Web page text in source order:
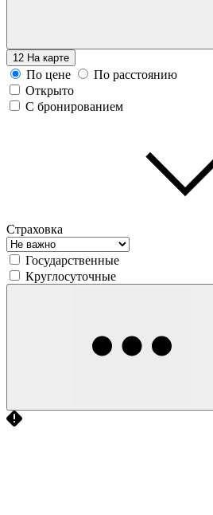
12 На карте
По цене
По расстоянию
Открыто
С бронированием
Страховка
Государственные
Круглосуточные